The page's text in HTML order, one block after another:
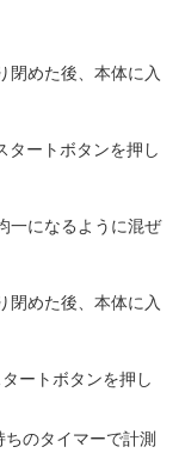
めた後、本体に入
ートボタンを押し
一になるように混ぜ
めた後、本体に入
ートボタンを押し
のタイマーで計測